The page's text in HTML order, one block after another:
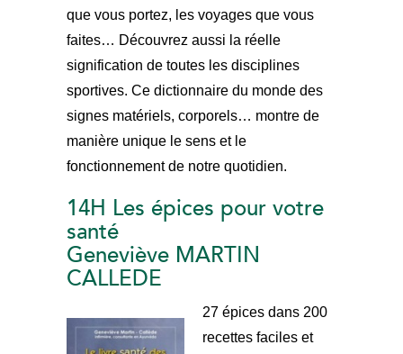
que vous portez, les voyages que vous
faites… Découvrez aussi la réelle
signification de toutes les disciplines
sportives. Ce dictionnaire du monde des
signes matériels, corporels… montre de
manière unique le sens et le
fonctionnement de notre quotidien.
14H Les épices pour votre
santé
Geneviève MARTIN
CALLEDE
27 épices dans 200
recettes faciles et